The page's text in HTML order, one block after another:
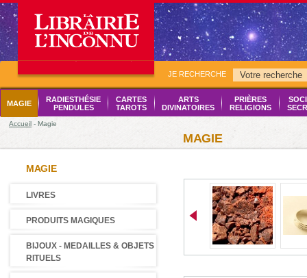
JE RECHERCHE
MAGIE
RADIESTHÉSIE
PENDULES
CARTES
TAROTS
ARTS
DIVINATOIRES
PRIÈRES
RELIGIONS
Accueil - Magie
MAGIE
MAGIE
LIVRES
PRODUITS MAGIQUES
BIJOUX - MEDAILLES & OBJETS
RITUELS